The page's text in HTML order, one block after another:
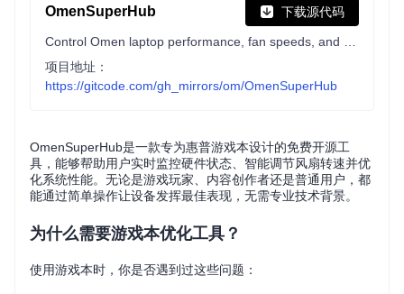
OmenSuperHub 下载源代码
项目地址：
https://gitcode.com/gh_mirrors/om/OmenSuperHub
OmenSuperHub是一款专为惠普游戏本设计的免费开源工
具，能够帮助用户实时监控硬件状态、智能调节风扇转速并优
化系统性能。无论是游戏玩家、内容创作者还是普通用户，都
能通过简单操作让设备发挥最佳表现，无需专业技术背景。
为什么需要游戏本优化工具？
使用游戏本时，你是否遇到过这些问题：